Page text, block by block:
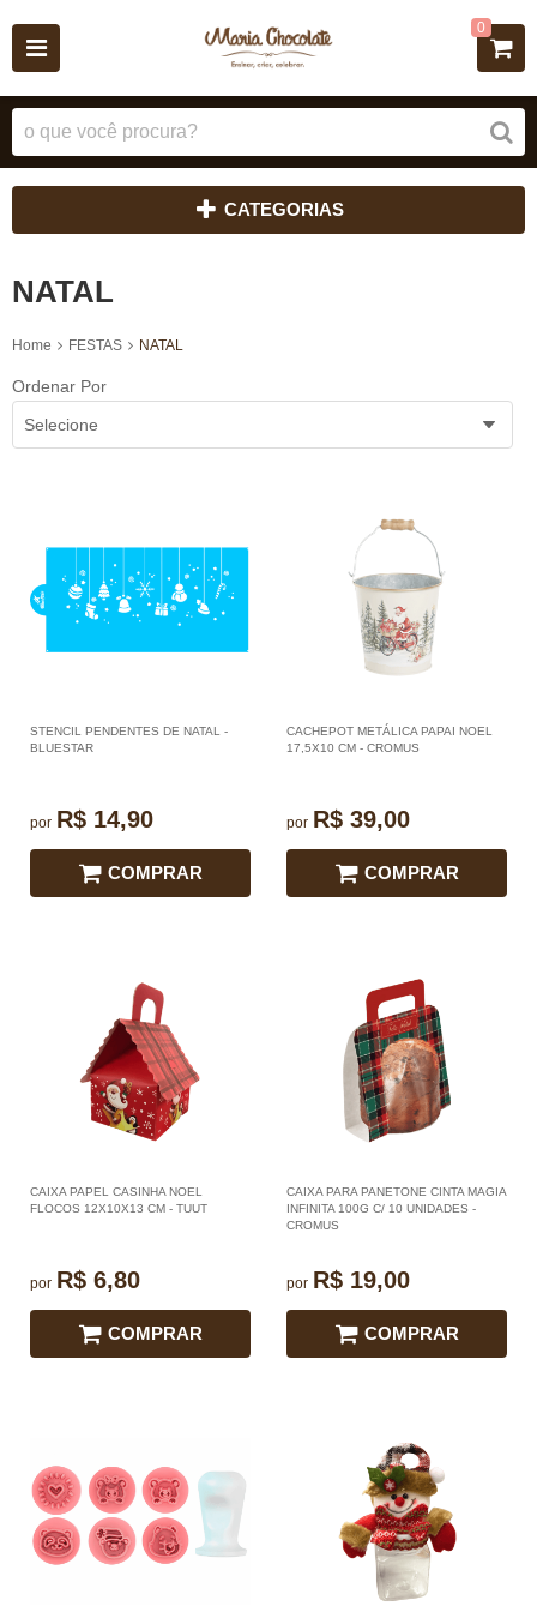
0
CATEGORIAS
NATAL
Home FESTAS NATAL
Ordenar Por
Selecione
STENCIL PENDENTES DE NATAL -
BLUESTAR
por R$ 14,90
COMPRAR
CACHEPOT METÁLICA PAPAI NOEL
17,5X10 CM - CROMUS
por R$ 39,00
COMPRAR
CAIXA PAPEL CASINHA NOEL
FLOCOS 12X10X13 CM - TUUT
por R$ 6,80
COMPRAR
CAIXA PARA PANETONE CINTA MAGIA
INFINITA 100G C/ 10 UNIDADES -
CROMUS
por R$ 19,00
COMPRAR